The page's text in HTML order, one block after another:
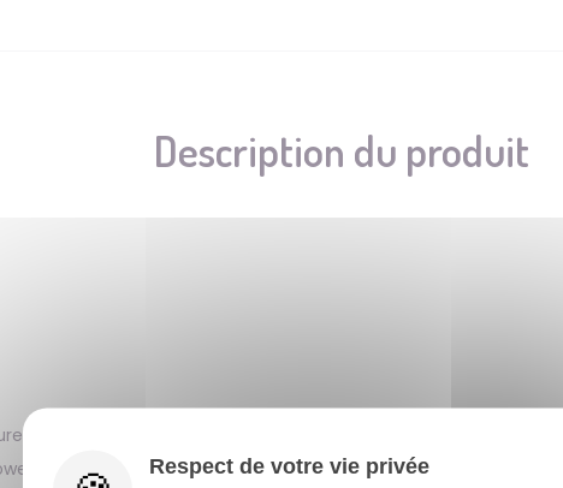
Description du produit
maximale de 40°C, Ne pas blanchir, Ne pas sécher en
Noël, cosplay, fête costumée, fête à thème, spectacle,
Respect de votre vie privée